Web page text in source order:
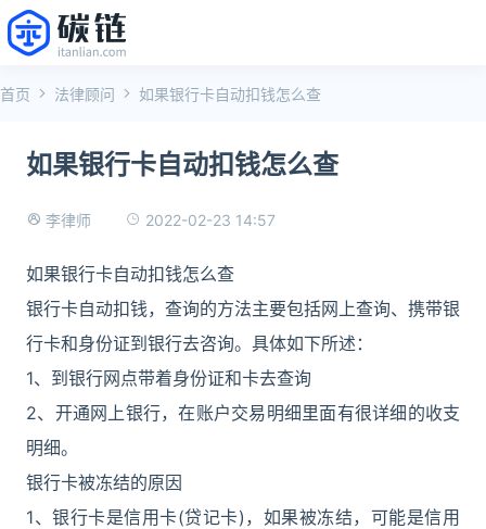
首页 法律顾问 如果银行卡自动扣钱怎么查
如果银行卡自动扣钱怎么查
李律师 2022-02-23 14:57
如果银行卡自动扣钱怎么查
银行卡自动扣钱，查询的方法主要包括网上查询、携带银
行卡和身份证到银行去咨询。具体如下所述：
1、到银行网点带着身份证和卡去查询
2、开通网上银行，在账户交易明细里面有很详细的收支
明细。
银行卡被冻结的原因
1、银行卡是信用卡(贷记卡)，如果被冻结，可能是信用